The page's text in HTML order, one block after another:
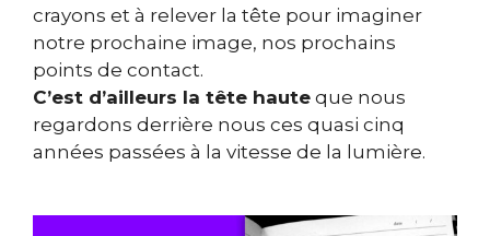
crayons et à relever la tête pour imaginer
notre prochaine image, nos prochains
points de contact.
C’est d’ailleurs la tête haute que nous
regardons derrière nous ces quasi cinq
années passées à la vitesse de la lumière.